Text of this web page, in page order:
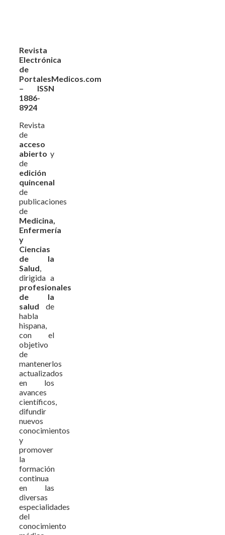
Revista
Electrónica
de
PortalesMedicos.com
– ISSN
1886-
8924
Revista
de
acceso
abierto y
de
edición
quincenal
de
publicaciones
de
Medicina,
Enfermería
y
Ciencias
de la
Salud,
dirigida a
profesionales
de la
salud de
habla
hispana,
con el
objetivo
de
mantenerlos
actualizados
en los
avances
científicos,
difundir
nuevos
conocimientos
y
promover
la
formación
continua
en las
diversas
especialidades
del
conocimiento